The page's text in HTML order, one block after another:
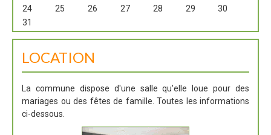
24
25 26 27 28 29
30
31
LOCATION
La commune dispose d'une salle qu'elle loue pour des
mariages ou des fêtes de famille. Toutes les informations
ci-dessous.